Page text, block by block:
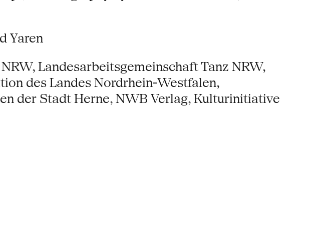
Yaren
Landesarbeitsgemeinschaft Tanz NRW,
des Landes Nordrhein-Westfalen,
der Stadt Herne, NWB Verlag, Kulturinitiative